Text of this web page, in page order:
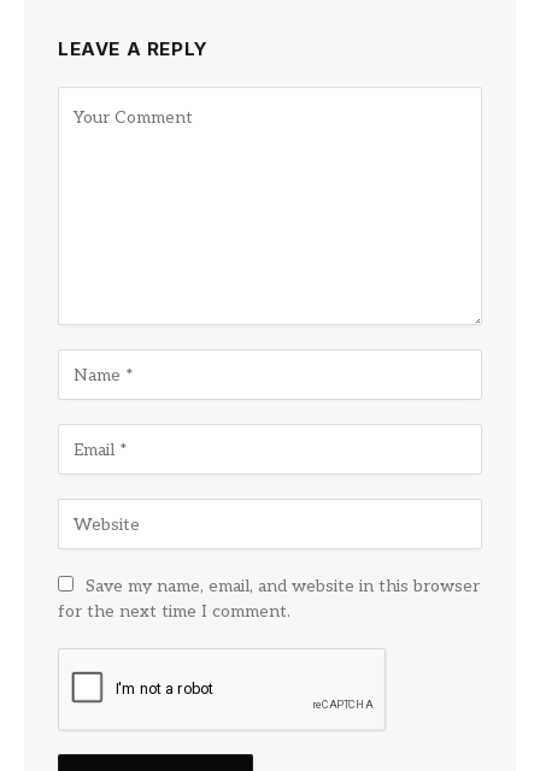
LEAVE A REPLY
Save my name, email, and website in this browser
for the next time I comment.